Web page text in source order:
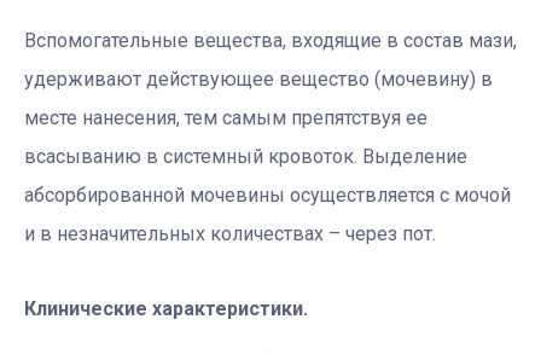
Вспомогательные вещества, входящие в состав мази,
удерживают действующее вещество (мочевину) в
месте нанесения, тем самым препятствуя ее
всасыванию в системный кровоток. Выделение
абсорбированной мочевины осуществляется с мочой
и в незначительных количествах – через пот.
Клинические характеристики.